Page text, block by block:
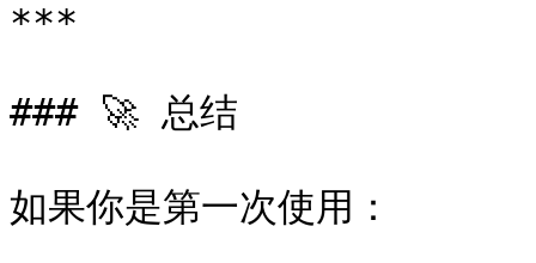
***
### 🚀 总结
如果你是第一次使用：